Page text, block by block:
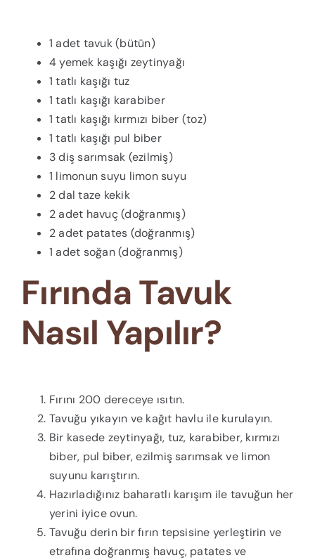
1 adet tavuk (bütün)
4 yemek kaşığı zeytinyağı
1 tatlı kaşığı tuz
1 tatlı kaşığı karabiber
1 tatlı kaşığı kırmızı biber (toz)
1 tatlı kaşığı pul biber
3 diş sarımsak (ezilmiş)
1 limonun suyu limon suyu
2 dal taze kekik
2 adet havuç (doğranmış)
2 adet patates (doğranmış)
1 adet soğan (doğranmış)
Fırında Tavuk
Nasıl Yapılır?
Fırını 200 dereceye ısıtın.
Tavuğu yıkayın ve kağıt havlu ile kurulayın.
Bir kasede zeytinyağı, tuz, karabiber, kırmızı
biber, pul biber, ezilmiş sarımsak ve limon
suyunu karıştırın.
Hazırladığınız baharatlı karışım ile tavuğun her
yerini iyice ovun.
Tavuğu derin bir fırın tepsisine yerleştirin ve
etrafına doğranmış havuç, patates ve